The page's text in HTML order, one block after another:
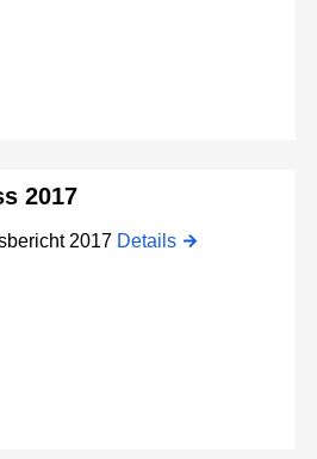
2017
2017 Details